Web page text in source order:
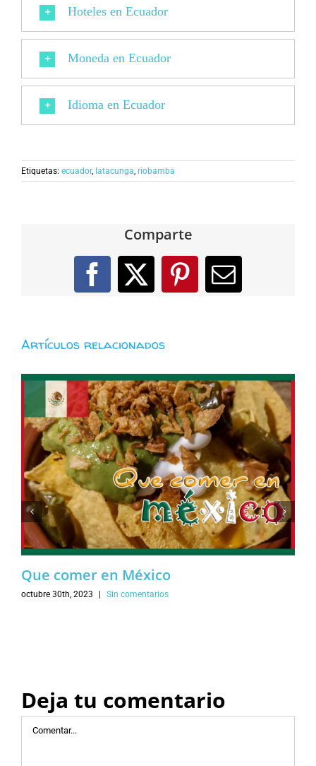
Hoteles en Ecuador
Moneda en Ecuador
Idioma en Ecuador
Etiquetas: ecuador, latacunga riobamba
Comparte
Facebook
X PinterestCorreo
Artículos relacionados
Que comer en México
octubre 30th, 2023 | Sin comentarios
Deja tu comentario
Comentar